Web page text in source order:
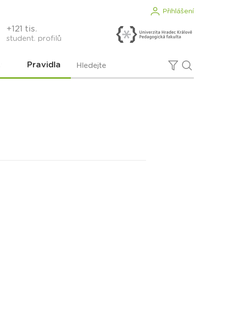
Přihlášení
+121 tis.
student. profilů
Pravidla